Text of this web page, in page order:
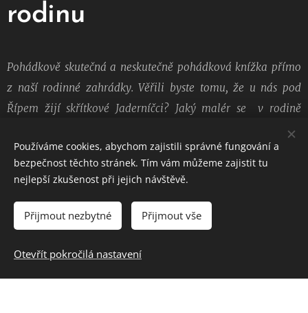
rodinu
Pohádkově skutečná a neskutečně pohádková knížka přímo
z naší rodinné zahrádky. Věřili byste tomu, že u nás pod
Řípem žijí skřítkové Jaderníčci? Jaký malér se v rodině
stane, když kocour uteče z domova? Jak hodně nesnáší nové
koťátko, které Dvounožka donese domů?
Proč je tak neskutečně mlsný a ze všeho nejvíc miluje
placatou šunku?
To a ještě mnohem více se dozvíte v této krásné knížce,
Křídový papír, spousta krásných obrázků a hodnotný text,
Používáme cookies, abychom zajistili správné fungování a
bezpečnost těchto stránek. Tím vám můžeme zajistit tu
nejlepší zkušenost při jejich návštěvě.
Přijmout nezbytné Přijmout vše
Otevřít pokročilá nastavení